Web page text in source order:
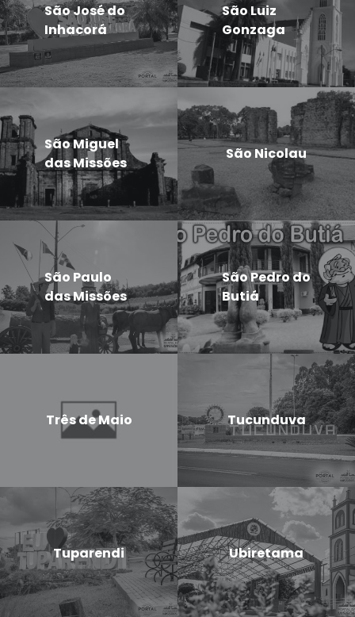
São José do
Inhacorá
São Luiz
Gonzaga
São Miguel
das Missões
São Nicolau
São Paulo
das Missões
São Pedro do
Butiá
Três de Maio Tucunduva
Tuparendi Ubiretama